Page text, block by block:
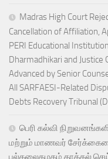
Madras High Court
Cancellation of Affiliation,
PERI Educational
Dharmadhikari and
Advanced by Senior
All SARFAESI-Related
Debts Recovery Tribunal
பெரி கல்வி
மற்றும் மாணவர்
பல்கலைகழகம் தாக்கல்